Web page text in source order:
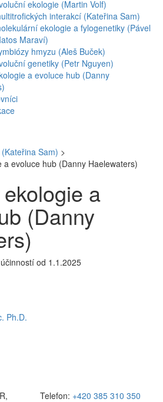
ekologie (Martin Volf)
interakcí (Kateřina Sam)
ekologie a fylogenetiky (Pável
Maraví)
hmyzu (Aleš Buček)
genetiky (Petr Nguyen)
a evoluce hub (Danny
Sam) >
a evoluce hub (Danny Haelewaters)
a
(Danny
od 1.1.2025
Ph.D.
Telefon: +420 385 310 350